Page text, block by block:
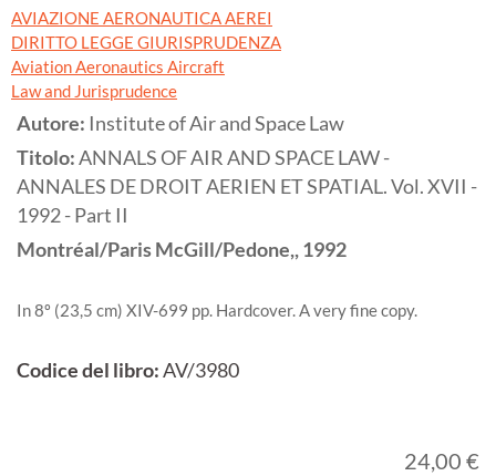
AVIAZIONE AERONAUTICA AEREI
DIRITTO LEGGE GIURISPRUDENZA
Aviation Aeronautics Aircraft
Law and Jurisprudence
Autore: Institute of Air and Space Law
Titolo:ANNALS OF AIR AND SPACE LAW -
ANNALES DE DROIT AERIEN ET SPATIAL. Vol. XVII -
1992 - Part II
Montréal/ParisMcGill/Pedone,,1992
In 8º (23,5 cm) XIV-699 pp. Hardcover. A very fine copy.
Codice del libro:AV/3980
24,00 €